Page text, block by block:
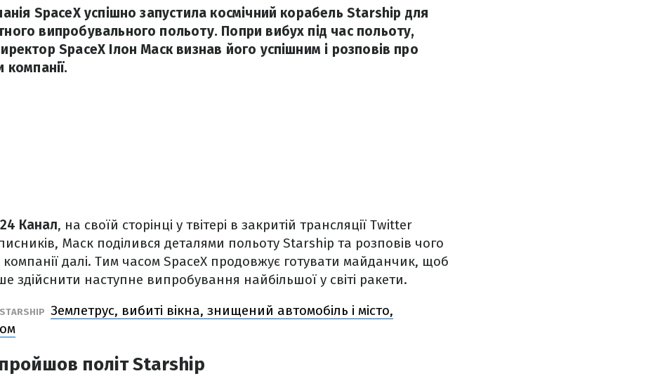
SpaceX успішно запустила космічний корабель Starship для
випробувального польоту. Попри вибух під час польоту,
SpaceX Ілон Маск визнав його успішним і розповів про
компанії.
24 Канал, на своїй сторінці у твітері в закритій трансляції Twitter
Маск поділився деталями польоту Starship та розповів чого
компанії далі. Тим часом SpaceX продовжує готувати майданчик, щоб
здійснити наступне випробування найбільшої у світі ракети.
Землетрус, вибиті вікна, знищений автомобіль і місто,
політ Starship